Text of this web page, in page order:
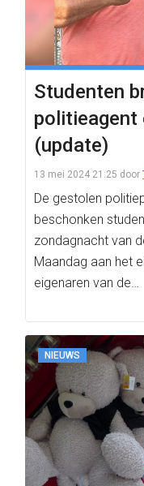
Studenten
politieagent
(update)
13 mei 2024 21:25 door
De gestolen
beschonken
zondagnacht van
Maandag aan het
eigenaren van de…
NIEUWS